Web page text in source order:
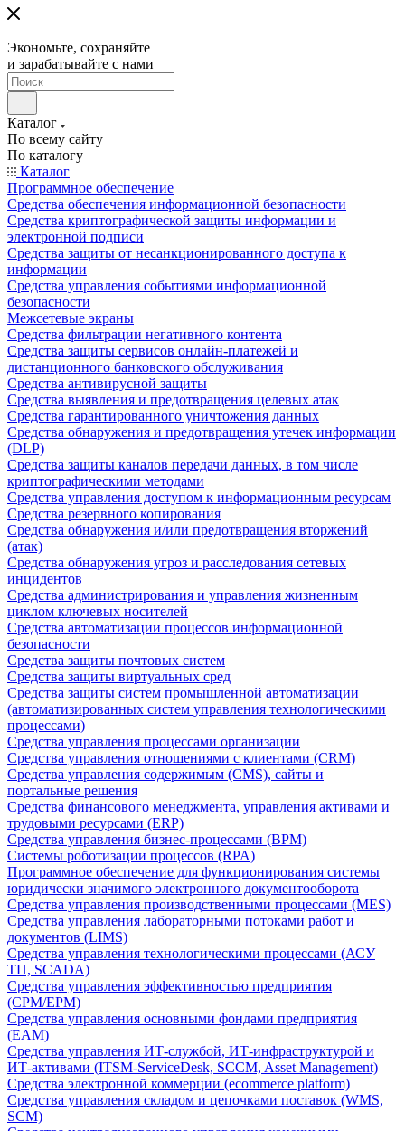
Экономьте, сохраняйте
и зарабатывайте с нами
Каталог
По всему сайту
По каталогу
Каталог
Программное обеспечение
Средства обеспечения информационной безопасности
Средства криптографической защиты информации и
электронной подписи
Средства защиты от несанкционированного доступа к
информации
Средства управления событиями информационной
безопасности
Межсетевые экраны
Средства фильтрации негативного контента
Средства защиты сервисов онлайн-платежей и
дистанционного банковского обслуживания
Средства антивирусной защиты
Средства выявления и предотвращения целевых атак
Средства гарантированного уничтожения данных
Средства обнаружения и предотвращения утечек информации
(DLP)
Средства защиты каналов передачи данных, в том числе
криптографическими методами
Средства управления доступом к информационным ресурсам
Средства резервного копирования
Средства обнаружения и/или предотвращения вторжений
(атак)
Средства обнаружения угроз и расследования сетевых
инцидентов
Средства администрирования и управления жизненным
циклом ключевых носителей
Средства автоматизации процессов информационной
безопасности
Средства защиты почтовых систем
Средства защиты виртуальных сред
Средства защиты систем промышленной автоматизации
(автоматизированных систем управления технологическими
процессами)
Средства управления процессами организации
Средства управления отношениями с клиентами (CRM)
Средства управления содержимым (CMS), сайты и
портальные решения
Средства финансового менеджмента, управления активами и
трудовыми ресурсами (ERP)
Средства управления бизнес-процессами (BPM)
Системы роботизации процессов (RPA)
Программное обеспечение для функционирования системы
юридически значимого электронного документооборота
Средства управления производственными процессами (MES)
Средства управления лабораторными потоками работ и
документов (LIMS)
Средства управления технологическими процессами (АСУ
ТП, SCADA)
Средства управления эффективностью предприятия
(CPM/EPM)
Средства управления основными фондами предприятия
(EAM)
Средства управления ИТ-службой, ИТ-инфраструктурой и
ИТ-активами (ITSM-ServiceDesk, SCCM, Asset Management)
Средства электронной коммерции (ecommerce platform)
Средства управления складом и цепочками поставок (WMS,
SCM)